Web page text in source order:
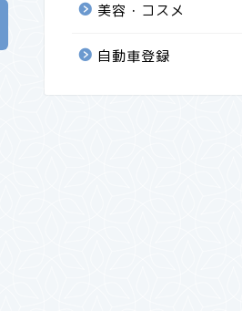
美容・コスメ
自動車登録